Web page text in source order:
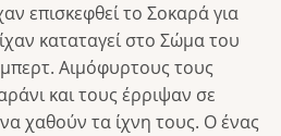
επισκεφθεί το Σοκαρά για
καταταγεί στο Σώμα του
Αιμόφυρτους τους
και τους έρριψαν σε
χαθούν τα ίχνη τους. Ο ένας